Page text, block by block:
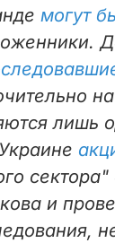
могут
лишь
и